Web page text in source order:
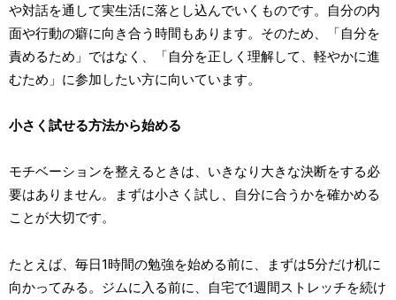
や対話を通して実生活に落とし込んでいくものです。自分の内
面や行動の癖に向き合う時間もあります。そのため、「自分を
責めるため」ではなく、「自分を正しく理解して、軽やかに進
むため」に参加したい方に向いています。
小さく試せる方法から始める
モチベーションを整えるときは、いきなり大きな決断をする必
要はありません。まずは小さく試し、自分に合うかを確かめる
ことが大切です。
たとえば、毎日1時間の勉強を始める前に、まずは5分だけ机に
向かってみる。ジムに入る前に、自宅で1週間ストレッチを続け